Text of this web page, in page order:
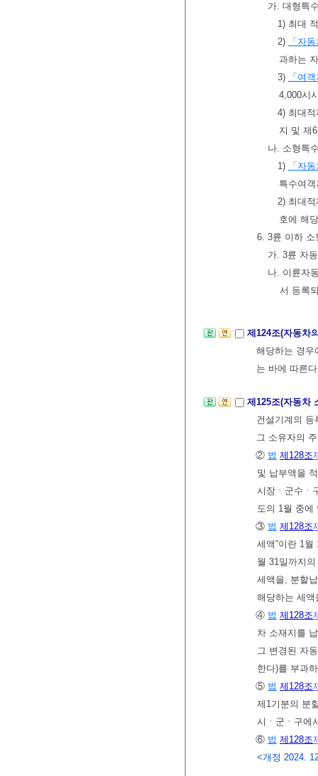
가. 대형특
1) 최대
2)
「자
과하는
3)
「여
4,000시
4) 최대
지 및 제
나. 소형특
1)
「자
특수여
2) 최대
호에 해
6. 3륜 이하 소
가. 3륜 자
나. 이륜자
서 등록
제124조(자동차
해당하는 경우
는 바에 따른
제125조(자동차
건설기계의
그 소유자의
② 법 제128조
및 납부액을
시장ㆍ군수ㆍ
도의 1월 중
③ 법 제128조
세액”이란 1
월 31일까지
세액을, 분할
해당하는 세
④ 법 제128조
차 소재지를
그 변경된 자
한다)를 부과
⑤ 법 제128조
제1기분의 분
시ㆍ군ㆍ구에
⑥ 법 제128조
<개정 2024.